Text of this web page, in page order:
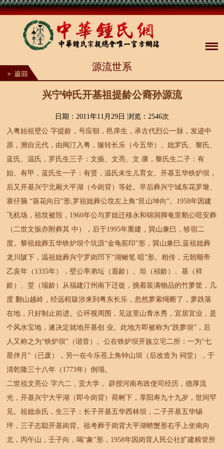
2
4
源流世系
兴宁钟氏开基祖提龄公裔孙源流
日期：2011年11月29日 浏览： 2546次
入粤始祖壁公 字提龄，号应朝，邑庠生，承古代烈公一脉，发迹中
原，溯自元代，由闽汀入粤，辗转长乐（今五华）。妣罗氏、黎氏、
蓝氏、温氏，罗氏生三子：文振、文亮、文 康，黎氏生二子：有
始、有甲，蓝氏生一子：有贤，温氏未生儿育女。开基五华铁炉坝，
后又开基兴宁北厢大平湖（今岗背）等处。卒后葬兴宁城东花罗墩、
寨仔脑 “葵花向日”形;罗祖妣葬公坟左上角“艮山坤向”。1958年因建
飞机场，祖坟被毁，1960年公与罗妣迁移永和锦洞脚奄里鹅公咀安葬
（二世文振亦附葬其 中），后于1995年重建，巽山兼巳，轸宿二
度。黎祖妣葬五华铁炉坝个坑沥“金龟驼印”形，巽山兼巳;蓝祖妣葬
龙川陂下，温祖妣葬兴宁罗岗凹下“湖鳅笔 咀”形。相传，元朝顺帝
乙亥年（1335年），壁公率弟坛（遐龄）、坦（祯龄）、基（祥
龄）、堂（瑞龄）从福建汀州南下迁徙，挑着装满物品的竹萝筐，几
度 翻山越岭，经远程跋涉来到粤东长乐，忽然萝索绳断了，萝跌落
在地，只好制止前进。公环视周围，见这里山青水秀，宜居宜业，是
个风水宝地，遂决定就地开基创 业。此地方即被称为“跌萝坝”，后
人又称之为“铁炉坝”（谐音）。公在铁炉坝开族立宅二所：一为“七
星伴月”（已废），另一在今乐苍上角钟山坝（后改造为 祠堂），于
清乾隆三十八年（1773年）倒塌。
二世祖文亮公 字六二，贡大学， 辟授河南布政使司经历，德厚流
光，开基兴宁大平湖（即今岗背）荷树下，享阳寿九十九岁，世间罕
见。祖妣余氏，生三子：长子开基五华西林坝，二子开基五华锡
坪，三子志聪开基岗背。祖考葬于岗背大平湖螃蟹形右手上坐南向
北，丙午山，壬子向，喝“象”形，1958年因岗背人民公社扩建粮管所